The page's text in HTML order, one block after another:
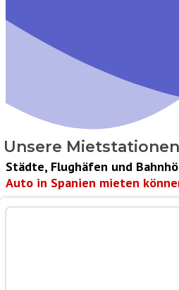
Unsere
Städte, Flughäfen und
Auto in Spanien mieten